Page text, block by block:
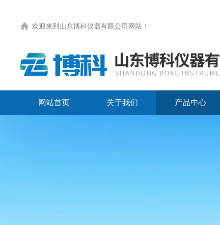
欢迎来到 山东博科仪器有限公司网站 ！
网站首页 关于我们 产品中心